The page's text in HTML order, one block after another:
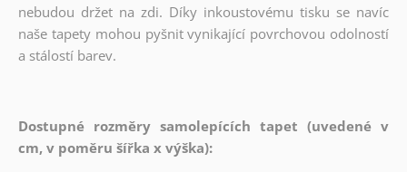
nebudou držet na zdi. Díky inkoustovému tisku se navíc
naše tapety mohou pyšnit vynikající povrchovou odolností
a stálostí barev.
Dostupné rozměry samolepících tapet (uvedené v
cm, v poměru šířka x výška):